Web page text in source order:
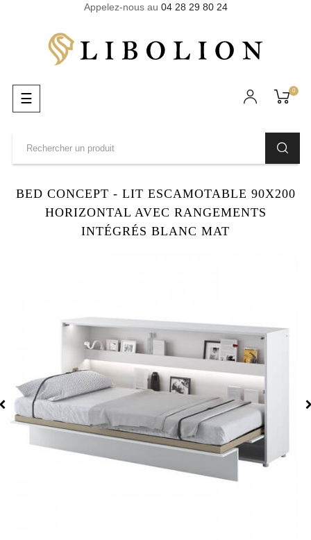
Appelez-nous au 04 28 29 80 24
0
Basculer
la
☰
BED CONCEPT - LIT ESCAMOTABLE 90X200
HORIZONTAL AVEC RANGEMENTS
INTÉGRÉS BLANC MAT